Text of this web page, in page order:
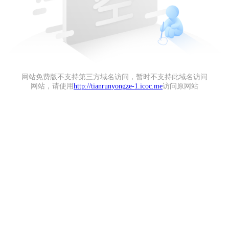
网站免费版不支持第三方域名访问，暂时不支持此域名访问
网站，请使用 http://tianrunyongze-1.icoc.me访问原网站